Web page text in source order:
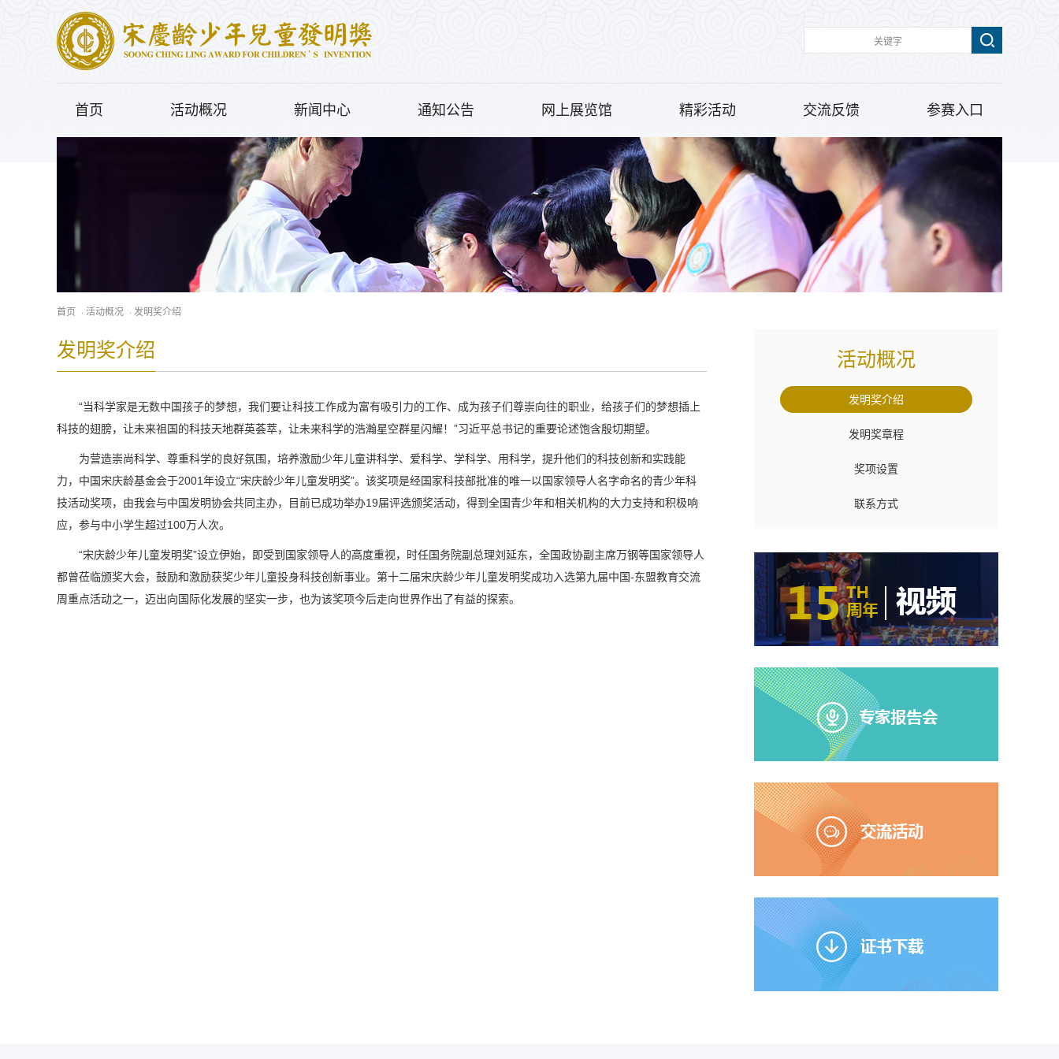
首页 活动概况 新闻中心 通知公告 网上展览馆 精彩活动 交流反馈 参赛入口
首页 · 活动概况 · 发明奖介绍
发明奖介绍
“当科学家是无数中国孩子的梦想，我们要让科技工作成为富有吸引力的工作、成为孩子们尊崇向往的职业，给孩子们的梦想插上
科技的翅膀，让未来祖国的科技天地群英荟萃，让未来科学的浩瀚星空群星闪耀！”习近平总书记的重要论述饱含殷切期望。
为营造崇尚科学、尊重科学的良好氛围，培养激励少年儿童讲科学、爱科学、学科学、用科学，提升他们的科技创新和实践能
力，中国宋庆龄基金会于2001年设立“宋庆龄少年儿童发明奖”。该奖项是经国家科技部批准的唯一以国家领导人名字命名的青少年科
技活动奖项，由我会与中国发明协会共同主办，目前已成功举办19届评选颁奖活动，得到全国青少年和相关机构的大力支持和积极响
应，参与中小学生超过100万人次。
“宋庆龄少年儿童发明奖”设立伊始，即受到国家领导人的高度重视，时任国务院副总理刘延东，全国政协副主席万钢等国家领导人
都曾莅临颁奖大会，鼓励和激励获奖少年儿童投身科技创新事业。第十二届宋庆龄少年儿童发明奖成功入选第九届中国-东盟教育交流
周重点活动之一，迈出向国际化发展的坚实一步，也为该奖项今后走向世界作出了有益的探索。
活动概况
发明奖介绍
发明奖章程
奖项设置
联系方式